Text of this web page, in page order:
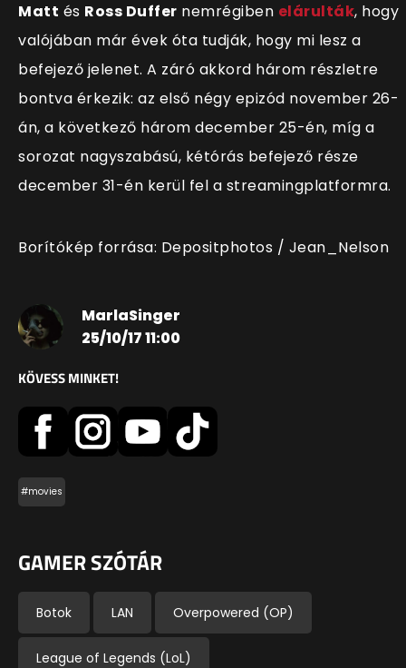
Matt és Ross Duffer nemrégiben elárulták, hogy
valójában már évek óta tudják, hogy mi lesz a
befejező jelenet. A záró akkord három részletre
bontva érkezik: az első négy epizód november 26-
án, a következő három december 25-én, míg a
sorozat nagyszabású, kétórás befejező része
december 31-én kerül fel a streamingplatformra.
Borítókép forrása: Depositphotos / Jean_Nelson
MarlaSinger
25/10/17 11:00
KÖVESS MINKET!
#movies
GAMER SZÓTÁR
Botok LAN Overpowered (OP)
League of Legends (LoL)